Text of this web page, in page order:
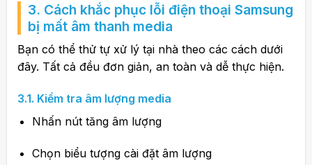
3. Cách khắc phục lỗi điện thoại Samsung
bị mất âm thanh media
Bạn có thể thử tự xử lý tại nhà theo các cách dưới
đây. Tất cả đều đơn giản, an toàn và dễ thực hiện.
3.1. Kiểm tra âm lượng media
Nhấn nút tăng âm lượng
Chọn biểu tượng cài đặt âm lượng